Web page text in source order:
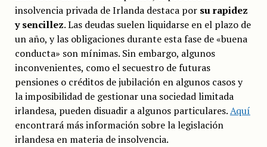
insolvencia privada de Irlanda destaca por su rapidez
y sencillez. Las deudas suelen liquidarse en el plazo de
un año, y las obligaciones durante esta fase de «buena
conducta» son mínimas. Sin embargo, algunos
inconvenientes, como el secuestro de futuras
pensiones o créditos de jubilación en algunos casos y
la imposibilidad de gestionar una sociedad limitada
irlandesa, pueden disuadir a algunos particulares.Aquí
encontrará más información sobre la legislación
irlandesa en materia de insolvencia.